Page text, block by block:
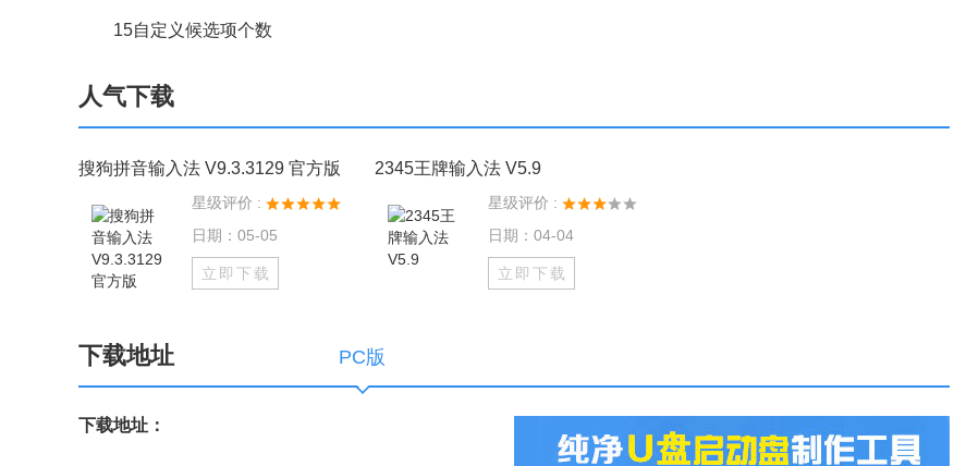
15自定义候选项个数
人气下载
搜狗拼音输入法 V9.3.3129 官方版
星级评价 :
日期：05-05
立即下载
2345王牌输入法 V5.9
星级评价 :
日期：04-04
立即下载
下载地址 PC版
下载地址：